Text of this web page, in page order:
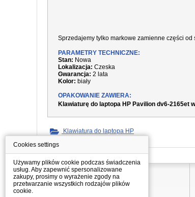
Sprzedajemy tylko markowe zamienne części
PARAMETRY TECHNICZNE:
Stan: Nowa
Lokalizacja: Czeska
Gwarancja: 2 lata
Kolor: biały
OPAKOWANIE ZAWIERA:
Klawiaturę do laptopa HP Pavilion dv6-2165et
Klawiatura do laptopa HP
Informacje
Cookies settings
Używamy plików cookie podczas świadczenia
usług. Aby zapewnić spersonalizowane
zakupy, prosimy o wyrażenie zgody na
przetwarzanie wszystkich rodzajów plików
cookie.